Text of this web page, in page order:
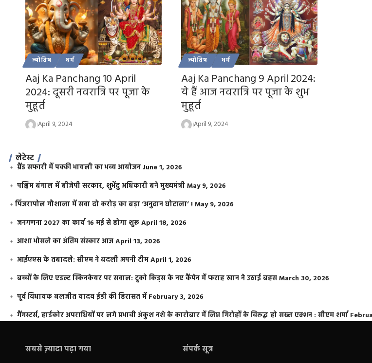
ज्योतिष धर्म
Aaj Ka Panchang 10 April
2024: दूसरी नवरात्रि पर पूजा के
मुहूर्त
April 9, 2024
ज्योतिष धर्म
Aaj Ka Panchang 9 April 2024:
ये हैं आज नवरात्रि पर पूजा के शुभ
मुहूर्त
April 9, 2024
लेटेस्ट
ग्रैंड सफारी में पक्की भायली का भव्य आयोजन June 1, 2026
पश्चिम बंगाल में बीजेपी सरकार, शुभेंदु अधिकारी बने मुख्यमंत्रीMay 9, 2026
​पिंजरापोल गौशाला में सवा दो करोड़ का बड़ा ‘अनुदान घोटाला’ !May 9, 2026
जनगणना 2027 का कार्य 16 मई से होगा शुरूApril 18, 2026
आशा भोसले का अंतिम संस्कार आजApril 13, 2026
आईएएस के तबादले: सीएम ने बदली अपनी टीमApril 1, 2026
बच्चों के लिए एडल्ट स्किनकेयर पर सवाल: टूको किड्स के नए कैंपेन में फराह खान ने उठाई बहसMarch 30, 2026
पूर्व विधायक बलजीत यादव ईडी की हिरासत में February 3, 2026
गैंगस्टर्स, हार्डकोर अपराधियों पर लगे प्रभावी अंकुश नशे के कारोबार में लिप्त गिरोहों के विरूद्ध हो सख्त एक्शन : सीएम शर्मा
सबसे ज़्यादा पढ़ा गया संपर्क सूत्र